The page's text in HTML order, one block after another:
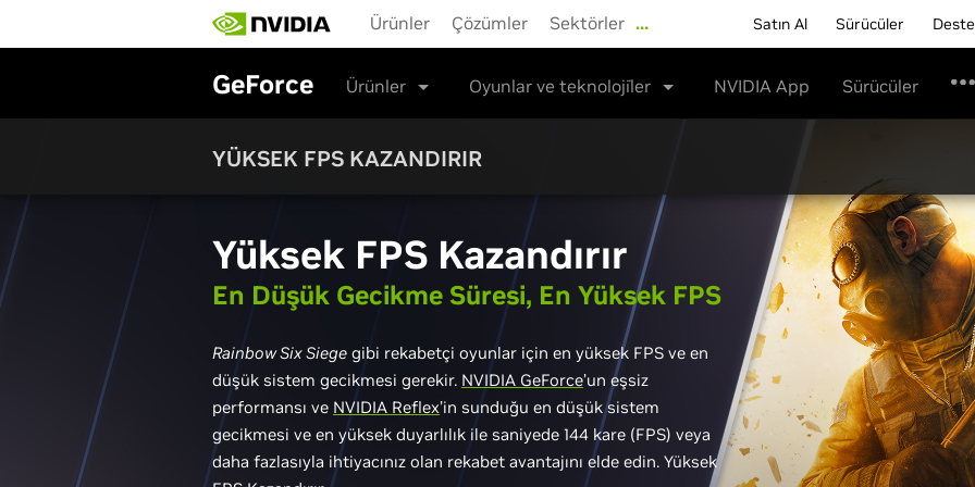
main
Ürünler Çözümler Sektörler … Satın Al Sürücüler
GeForce Ürünler Oyunlar ve teknoloji̇ler NVIDIA App Sürücüler
YÜKSEK FPS KAZANDIRIR
Yüksek FPS Kazandırır
En Düşük Gecikme Süresi, En Yüksek FPS
Rainbow Six Siege gibi rekabetçi oyunlar için en yüksek FPS ve en
düşük sistem gecikmesi gerekir. NVIDIA GeForce’un eşsiz
performansı ve NVIDIA Reflex’in sunduğu en düşük sistem
gecikmesi ve en yüksek duyarlılık ile saniyede 144 kare (FPS) veya
daha fazlasıyla ihtiyacınız olan rekabet avantajını elde edin. Yüksek